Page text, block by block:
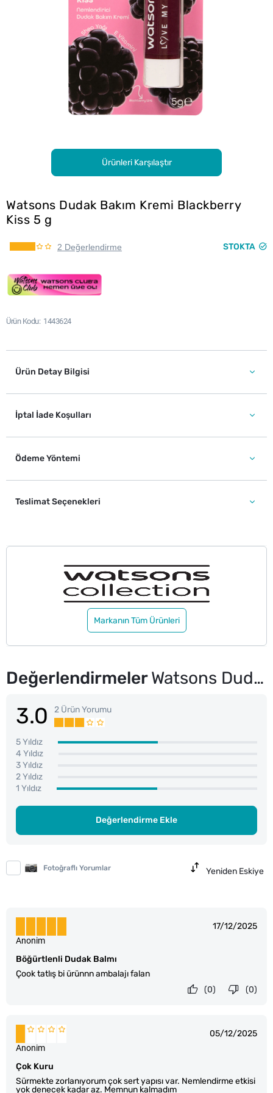
Ürünleri Karşılaştır
Watsons Dudak Bakım Kremi Blackberry
Kiss 5 g
2 Değerlendirme STOKTA
Ürün Kodu 1443624
Ürün Detay Bilgisi
İptal İade Koşulları
Ödeme Yöntemi
Teslimat Seçenekleri
Markanın Tüm Ürünleri
DeğerlendirmelerWatsons Dudak Bakım Kremi Blackberry Kiss 5 g
3.0 2 Ürün Yorumu
5 Yıldız
4 Yıldız
3 Yıldız
2 Yıldız
1 Yıldız
Değerlendirme Ekle
Fotoğraflı Yorumlar Yeniden Eskiye
17/12/2025
Böğürtlenli Dudak Balmı
Çook tatlış bi ürünnn ambalajı falan
Anonim
(0)
(0)
05/12/2025
Çok Kuru
Sürmekte zorlanıyorum çok sert yapısı var. Nemlendirme etkisi
yok denecek kadar az. Memnun kalmadım
Anonim